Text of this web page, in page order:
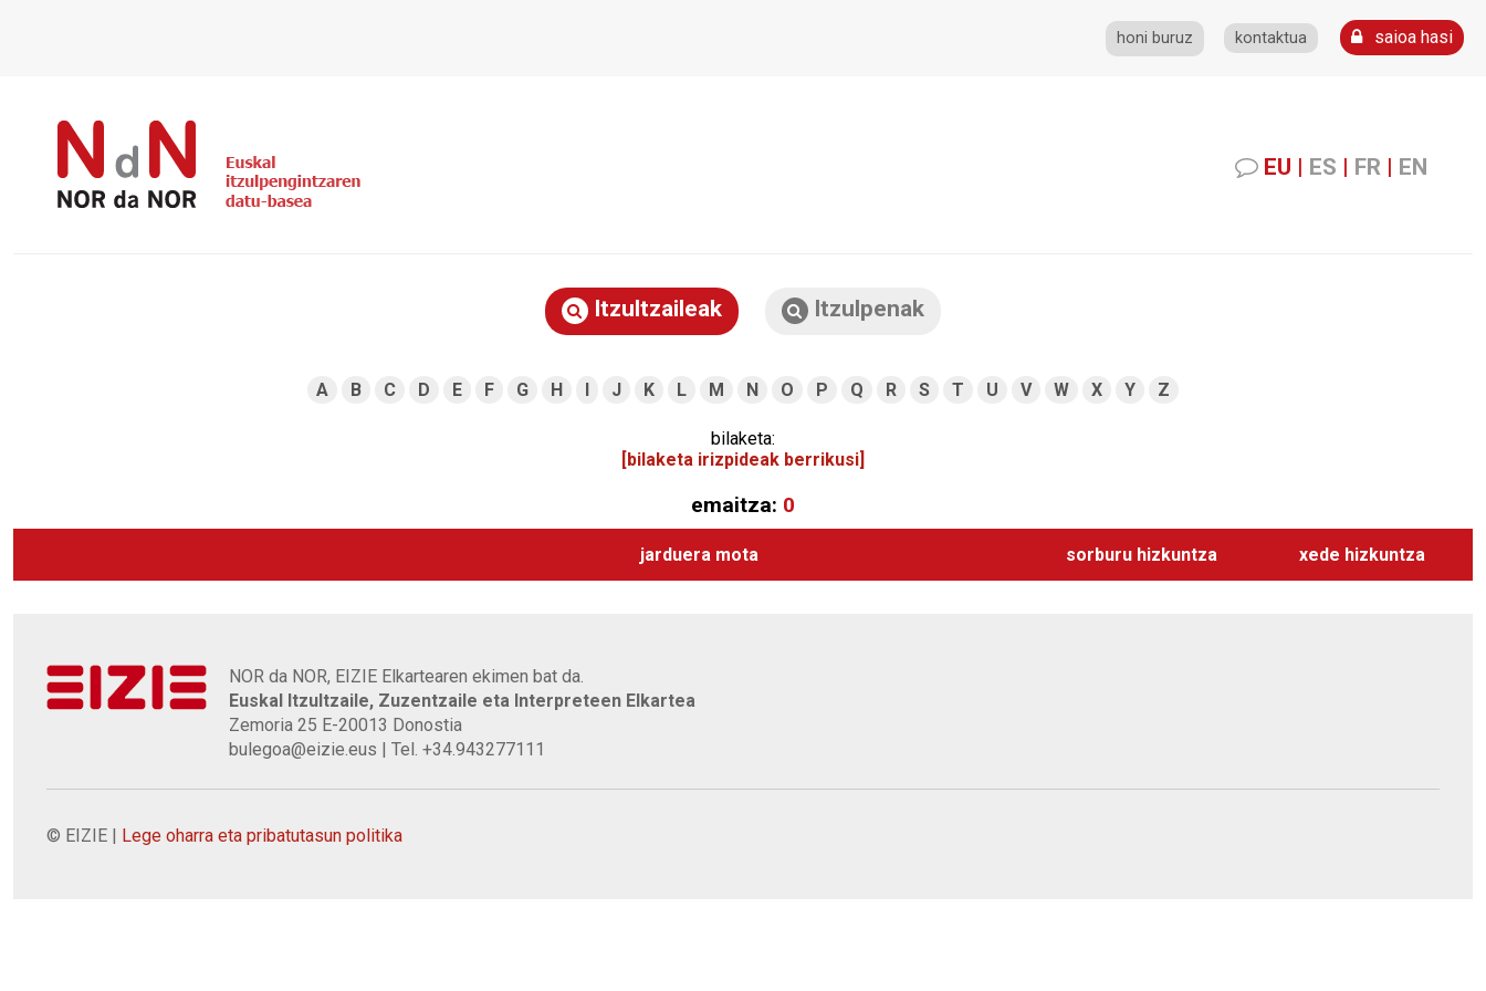
honi buruz kontaktua saioa hasi
EU | ES | FR | EN
Itzultzaileak Itzulpenak
A B C D E F G H I J K L M N O P Q R S T U V W X Y Z
bilaketa:
[bilaketa irizpideak berrikusi]
emaitza: 0
jarduera mota sorburu hizkuntza xede hizkuntza
NOR da NOR, EIZIE Elkartearen ekimen bat da.
Euskal Itzultzaile, Zuzentzaile eta Interpreteen Elkartea
Zemoria 25 E-20013 Donostia
bulegoa@eizie.eus | Tel. +34.943277111
© EIZIE | Lege oharra eta pribatutasun politika